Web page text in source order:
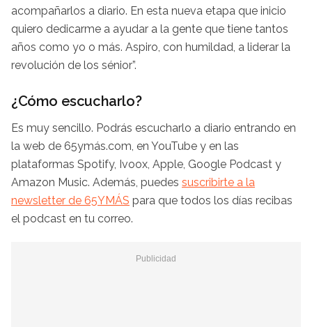
acompañarlos a diario. En esta nueva etapa que inicio
quiero dedicarme a ayudar a la gente que tiene tantos
años como yo o más. Aspiro, con humildad, a liderar la
revolución de los sénior”.
¿Cómo escucharlo?
Es muy sencillo. Podrás escucharlo a diario entrando en
la web de 65ymás.com, en YouTube y en las
plataformas Spotify, Ivoox, Apple, Google Podcast y
Amazon Music. Además, puedes suscribirte a la
newsletter de 65YMÁS para que todos los días recibas
el podcast en tu correo.